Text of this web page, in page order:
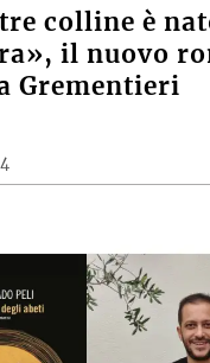
colline è
il nuovo
Grementieri